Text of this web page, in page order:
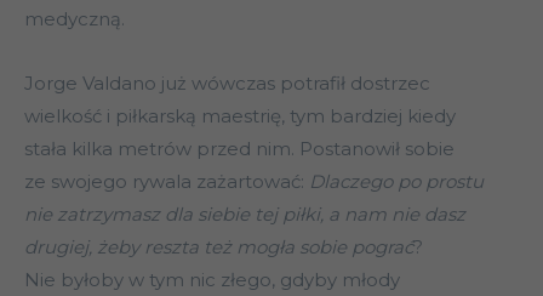
medyczną.
Jorge Valdano już wówczas potrafił dostrzec
wielkość i piłkarską maestrię, tym bardziej kiedy
stała kilka metrów przed nim. Postanowił sobie
ze swojego rywala zażartować: Dlaczego po prostu
nie zatrzymasz dla siebie tej piłki, a nam nie dasz
drugiej, żeby reszta też mogła sobie pograć?
Nie byłoby w tym nic złego, gdyby młody